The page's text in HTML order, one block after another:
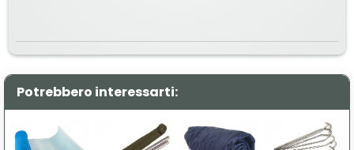
Potrebbero interessarti: